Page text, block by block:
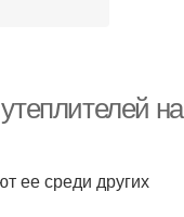
на
ее среди других